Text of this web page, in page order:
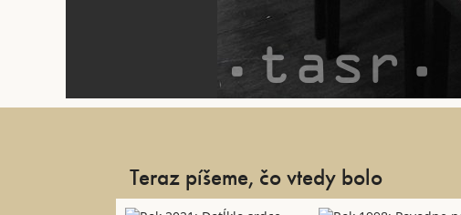
Teraz píšeme, čo vtedy bolo